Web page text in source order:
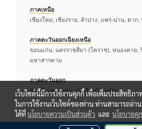
ภาคเหนือ
เชียงใหม่, เชียงราย, ลำปาง, แพร่-น่าน, ตาก,
ภาคตะวันออกเฉียงเหนือ
ขอนแก่น, นครราชสีมา (โคราช), หนองคาย, ร้
มหาสารคาม
ภาคตะวันออก
ชลบุรี, นครนายก, ปราจีนบุรี, ระยอง
เว็บไซต์นี้มีการใช้งานคุกกี้ เพื่อเพิ่มประสิทธิภ
ในการใช้งานเว็บไซต์ของท่าน ท่านสามารถอ่า
ได้ที่นโยบายความเป็นส่วนตัว และ นโยบายคุ